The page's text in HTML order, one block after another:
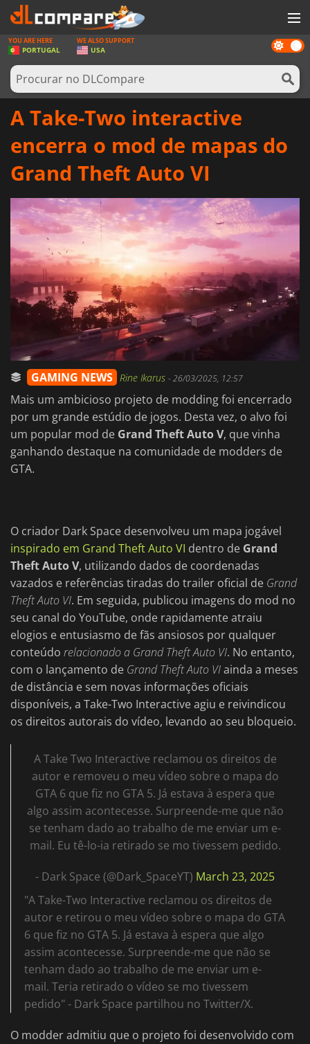
JOGOS
GAME CARDS
SOFTWARE
ENTRAR OU REGISTAR
Dark
mode
YOU ARE HERE
PORTUGAL
WE ALSO SUPPORT
USA
A Take-Two interactive
encerra o mod de mapas do
Grand Theft Auto VI
GAMING NEWS Rine Ikarus -26/03/2025, 12:57
Mais um ambicioso projeto de modding foi encerrado
por um grande estúdio de jogos. Desta vez, o alvo foi
um popular mod de Grand Theft Auto V, que vinha
ganhando destaque na comunidade de modders de
GTA.
O criador Dark Space desenvolveu um mapa jogável
inspirado em Grand Theft Auto VI dentro de Grand
Theft Auto V, utilizando dados de coordenadas
vazados e referências tiradas do trailer oficial de Grand
Theft Auto VI. Em seguida, publicou imagens do mod no
seu canal do YouTube, onde rapidamente atraiu
elogios e entusiasmo de fãs ansiosos por qualquer
conteúdo relacionado a Grand Theft Auto VI. No entanto,
com o lançamento de Grand Theft Auto VIainda a meses
de distância e sem novas informações oficiais
disponíveis, a Take-Two Interactive agiu e reivindicou
os direitos autorais do vídeo, levando ao seu bloqueio.
A Take Two Interactive reclamou os direitos de
autor e removeu o meu vídeo sobre o mapa do
GTA 6 que fiz no GTA 5. Já estava à espera que
algo assim acontecesse. Surpreende-me que não
se tenham dado ao trabalho de me enviar um e-
mail. Eu tê-lo-ia retirado se mo tivessem pedido.
- Dark Space (@Dark_SpaceYT) March 23, 2025
"A Take-Two Interactive reclamou os direitos de
autor e retirou o meu vídeo sobre o mapa do GTA
6 que fiz no GTA 5. Já estava à espera que algo
assim acontecesse. Surpreende-me que não se
tenham dado ao trabalho de me enviar um e-
mail. Teria retirado o vídeo se mo tivessem
pedido" - Dark Space partilhou no Twitter/X.
O modder admitiu que o projeto foi desenvolvido com